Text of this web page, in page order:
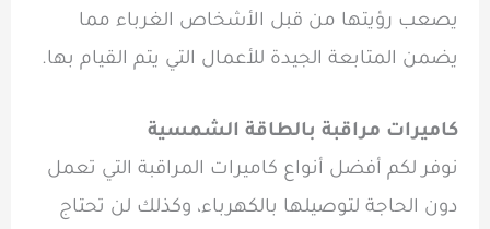
يصعب رؤيتها من قبل الأشخاص الغرباء مما
يضمن المتابعة الجيدة للأعمال التي يتم القيام بها.
كاميرات مراقبة بالطاقة الشمسية
نوفر لكم أفضل أنواع كاميرات المراقبة التي تعمل
دون الحاجة لتوصيلها بالكهرباء، وكذلك لن تحتاج